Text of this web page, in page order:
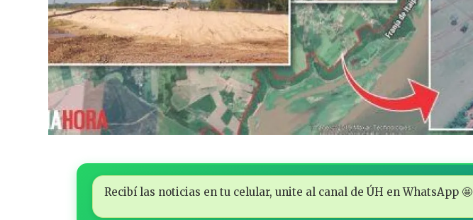
Recibí las noticias en tu celular, unite al canal de ÚH en WhatsApp 🤩